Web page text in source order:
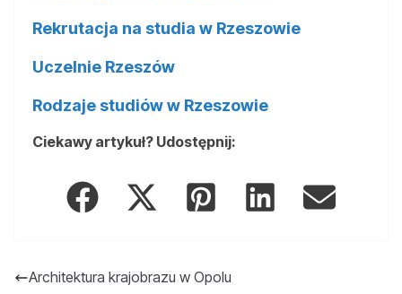
Rekrutacja na studia w Rzeszowie
Uczelnie Rzeszów
Rodzaje studiów w Rzeszowie
Ciekawy artykuł? Udostępnij:
Architektura krajobrazu w Opolu